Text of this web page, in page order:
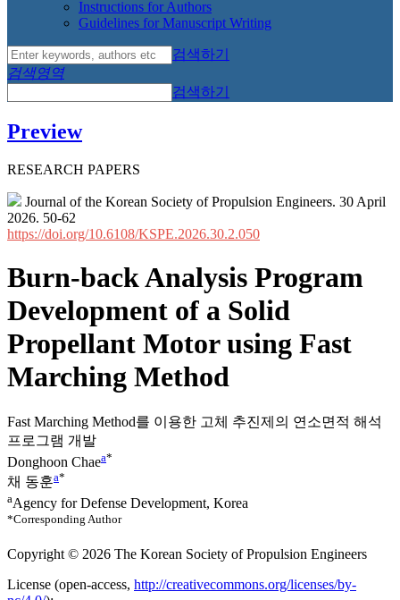
Instructions for Authors
Guidelines for Manuscript Writing
검색하기
검색영역
검색하기
Preview
RESEARCH PAPERS
Journal of the Korean Society of Propulsion Engineers. 30 April
2026. 50-62
https://doi.org/10.6108/KSPE.2026.30.2.050
Burn-back Analysis Program
Development of a Solid
Propellant Motor using Fast
Marching Method
Fast Marching Method를 이용한 고체 추진제의 연소면적 해석
프로그램 개발
Donghoon Chaea*
채 동훈a*
aAgency for Defense Development, Korea
*Corresponding Author
Copyright © 2026 The Korean Society of Propulsion Engineers
License (open-access, http://creativecommons.org/licenses/by-